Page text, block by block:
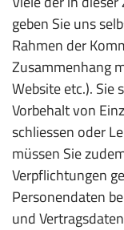
geben Sie uns
Rahmen der
Zusammenhang
Website etc.).
Vorbehalt von
schliessen oder
müssen Sie
Verpflichtungen
Personendaten
und